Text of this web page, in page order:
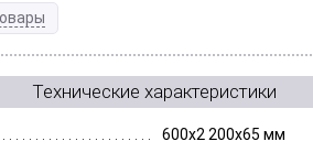
Технические характеристики
600x2 200x65 мм